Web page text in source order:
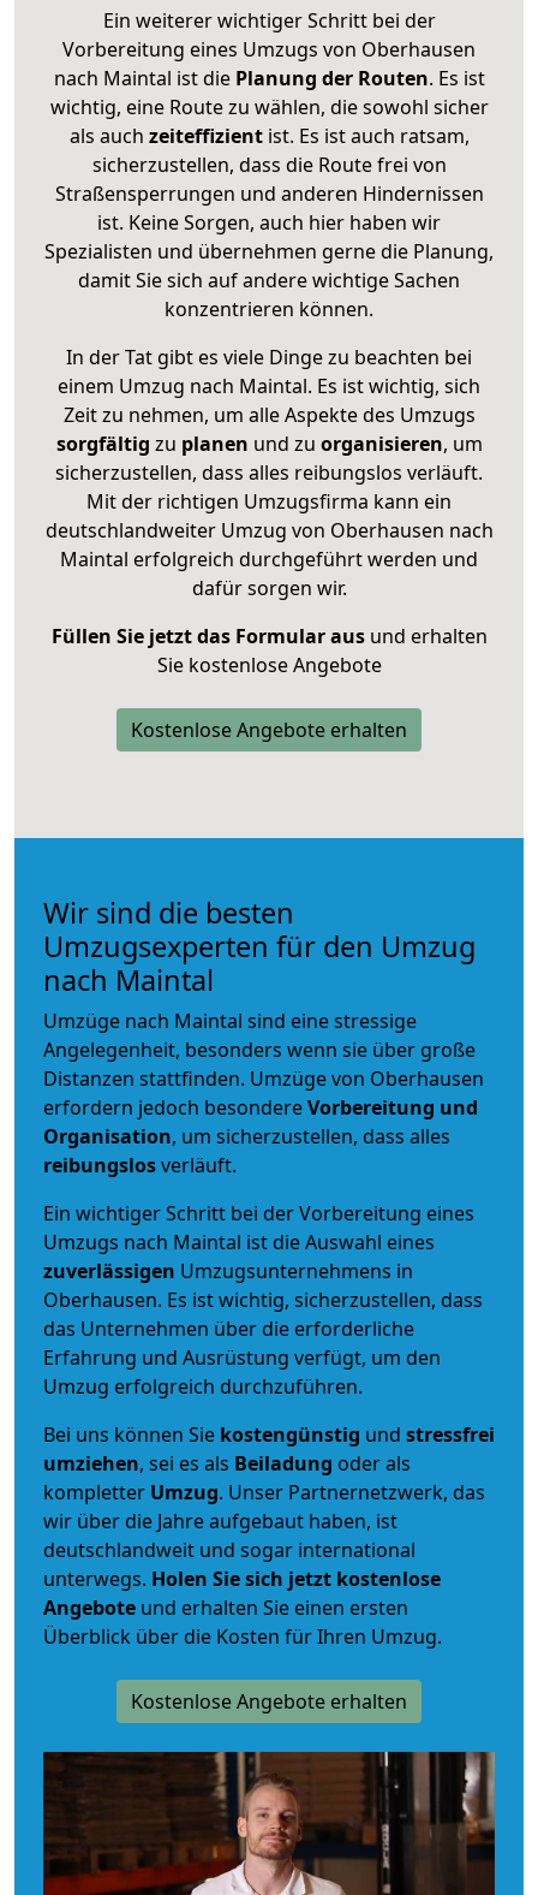
Ein weiterer wichtiger Schritt bei der
Vorbereitung eines Umzugs von Oberhausen
nach Maintal ist diePlanung der Routen. Es ist
wichtig, eine Route zu wählen, die sowohl sicher
als auch zeiteffizientist. Es ist auch ratsam,
sicherzustellen, dass die Route frei von
Straßensperrungen und anderen Hindernissen
ist. Keine Sorgen, auch hier haben wir
Spezialisten und übernehmen gerne die Planung,
damit Sie sich auf andere wichtige Sachen
konzentrieren können.
In der Tat gibt es viele Dinge zu beachten bei
einem Umzug nach Maintal. Es ist wichtig, sich
Zeit zu nehmen, um alle Aspekte des Umzugs
sorgfältig zu planen und zu organisieren, um
sicherzustellen, dass alles reibungslos verläuft.
Mit der richtigen Umzugsfirma kann ein
deutschlandweiter Umzug von Oberhausen nach
Maintal erfolgreich durchgeführt werden und
dafür sorgen wir.
Füllen Sie jetzt das Formular ausund erhalten
Sie kostenlose Angebote
Kostenlose Angebote erhalten
Wir sind die besten
Umzugsexperten für den Umzug
nach Maintal
Umzüge nach Maintal sind eine stressige
Angelegenheit, besonders wenn sie über große
Distanzen stattfinden. Umzüge von Oberhausen
erfordern jedoch besondereVorbereitung und
Organisation, um sicherzustellen, dass alles
reibungslosverläuft.
Ein wichtiger Schritt bei der Vorbereitung eines
Umzugs nach Maintal ist die Auswahl eines
zuverlässigen Umzugsunternehmens in
Oberhausen. Es ist wichtig, sicherzustellen, dass
das Unternehmen über die erforderliche
Erfahrung und Ausrüstung verfügt, um den
Umzug erfolgreich durchzuführen.
Bei uns können Sie kostengünstig und stressfrei
umziehen, sei es als Beiladung oder als
kompletter Umzug. Unser Partnernetzwerk, das
wir über die Jahre aufgebaut haben, ist
deutschlandweit und sogar international
unterwegs. Holen Sie sich jetzt kostenlose
Angebote und erhalten Sie einen ersten
Überblick über die Kosten für Ihren Umzug.
Kostenlose Angebote erhalten